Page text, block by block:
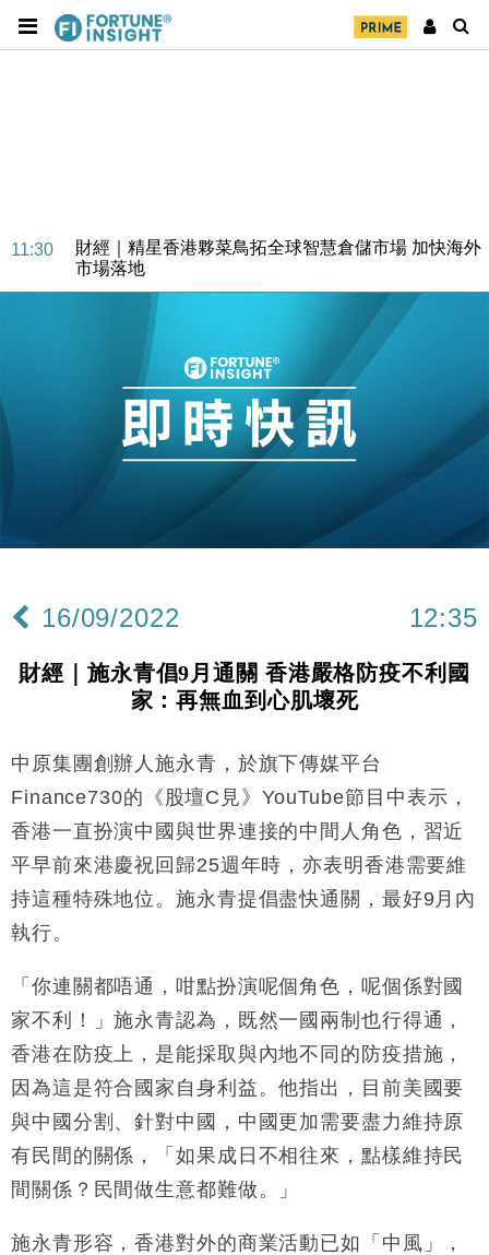
11:30
財經｜精星香港夥菜鳥拓全球智慧倉儲市場 加快海外
市場落地
地產｜大酒店中期轉賺2300萬元 斥21億翻新香港及
國際｜特朗普赴洛杉磯高球場活動前 男子攜槍彈被捕
財經｜香港7月PMI回落至51 企業擴張放慢兼縮減人
11:40
財經｜黑石傳再籌逾360億美元 支援Anthropic租用
財經｜美商務部擬擴大金屬關稅範圍 14類產品或加徵
17:40
財經｜本港6月零售額連升14個月 珠寶鐘錶銷售升勢
16:33
財經｜滙控重啟最多10億美元回購 派息比率目標維持
司
11:30
財經｜精星香港夥菜鳥拓全球智慧倉儲市場 加快海外
東京半島
13:12
國際｜特朗普赴洛杉磯高球場活動前 男子攜槍彈被捕
手
11:40
財經｜黑石傳再籌逾360億美元 支援Anthropic租用
Google晶片
10:57
財經｜美商務部擬擴大金屬關稅範圍 14類產品或加徵
25%
18:15
本地｜新世界K11 9月升級會員制度 增鉑金卡級別鎖
定高消費客群
17:40
財經｜本港6月零售額連升14個月 珠寶鐘錶銷售升勢
最強
16:33
財經｜滙控重啟最多10億美元回購 派息比率目標維持
50%
16/09/2022 12:35
財經｜施永青倡9月通關 香港嚴格防疫不利國
家：再無血到心肌壞死
中原集團創辦人施永青，於旗下傳媒平台
Finance730的《股壇C見》YouTube節目中表示，
香港一直扮演中國與世界連接的中間人角色，習近
平早前來港慶祝回歸25週年時，亦表明香港需要維
持這種特殊地位。施永青提倡盡快通關，最好9月內
執行。
「你連關都唔通，咁點扮演呢個角色，呢個係對國
家不利！」施永青認為，既然一國兩制也行得通，
香港在防疫上，是能採取與內地不同的防疫措施，
因為這是符合國家自身利益。他指出，目前美國要
與中國分割、針對中國，中國更加需要盡力維持原
有民間的關係，「如果成日不相往來，點樣維持民
間關係？民間做生意都難做。」
施永青形容，香港對外的商業活動已如「中風」，